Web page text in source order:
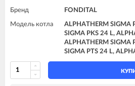
Бренд FONDITAL
Модель котла
ALPHATHERM SIGMA
SIGMA PKS 24 L,
ALPHATHERM SIGMA
SIGMA PTS 24 L,